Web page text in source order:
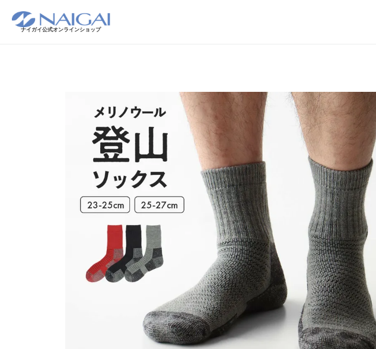
ナイガイ公式オンラインショップ